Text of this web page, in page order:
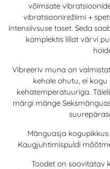
võimsate
vibratsioonirežiimi +
intensiivsuse taset. Seda
komplektis lillat värvi
Vibreeriv muna on
kehale ohutu, ei
kehatemperatuuriga.
märgi mänge
Mänguasja
Kaugjuhtimispuldi
Toodet on soovitatav